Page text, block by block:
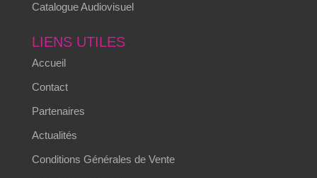
Catalogue Audiovisuel
LIENS UTILES
Accueil
Contact
Partenaires
Actualités
Conditions Générales de Vente